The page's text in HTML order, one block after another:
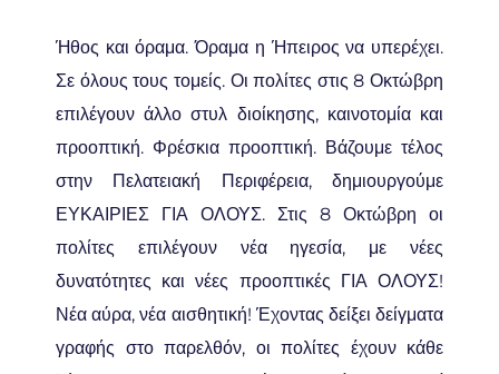
Ήθος και όραμα. Όραμα η Ήπειρος να υπερέχει.
Σε όλους τους τομείς. Οι πολίτες στις 8 Οκτώβρη
επιλέγουν άλλο στυλ διοίκησης, καινοτομία και
προοπτική. Φρέσκια προοπτική. Βάζουμε τέλος
στην Πελατειακή Περιφέρεια, δημιουργούμε
ΕΥΚΑΙΡΙΕΣ ΓΙΑ ΟΛΟΥΣ. Στις 8 Οκτώβρη οι
πολίτες επιλέγουν νέα ηγεσία, με νέες
δυνατότητες και νέες προοπτικές ΓΙΑ ΟΛΟΥΣ!
Νέα αύρα, νέα αισθητική! Έχοντας δείξει δείγματα
γραφής στο παρελθόν, οι πολίτες έχουν κάθε